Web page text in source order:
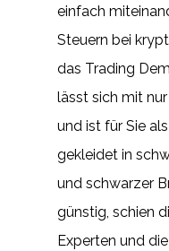
einfach
Steuern bei
das Trading
lässt sich mit
und ist für Sie
gekleidet in
und schwarzer
günstig, schien
Experten und